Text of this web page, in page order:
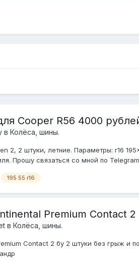
Cooper R56 4000
в Колёса, шины.
2, 2 штуки, летние. Параметры: r16
Прошу связаться со мной по
195 55 r16
Premium Contact
в Колёса, шины.
Contact 2 бу 2 штуки без грыж и